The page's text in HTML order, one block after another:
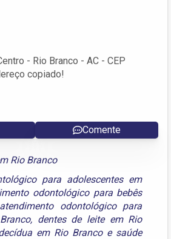
- Rio Branco - AC - CEP
copiado!
Comente
Rio Branco
para adolescentes em
odontológico para bebês
atendimento odontológico para
, dentes de leite em Rio
em Rio Brancoe saúde